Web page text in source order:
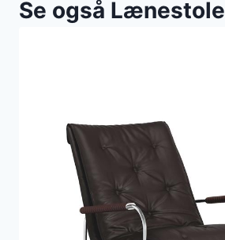
Se også Lænestole